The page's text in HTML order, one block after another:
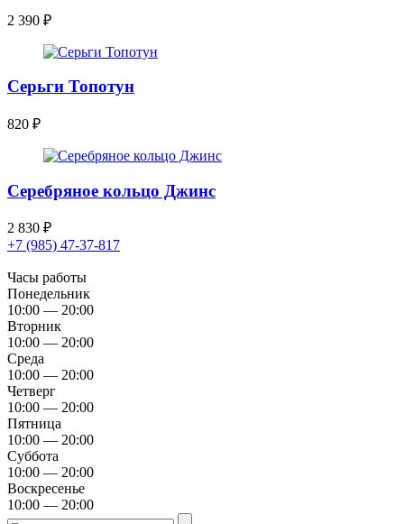
2 390 ₽
Серьги Топотун
820 ₽
Серебряное кольцо Джинс
2 830 ₽
+7 (985) 47-37-817
Часы работы
Понедельник
10:00 — 20:00
Вторник
10:00 — 20:00
Среда
10:00 — 20:00
Четверг
10:00 — 20:00
Пятница
10:00 — 20:00
Суббота
10:00 — 20:00
Воскресенье
10:00 — 20:00